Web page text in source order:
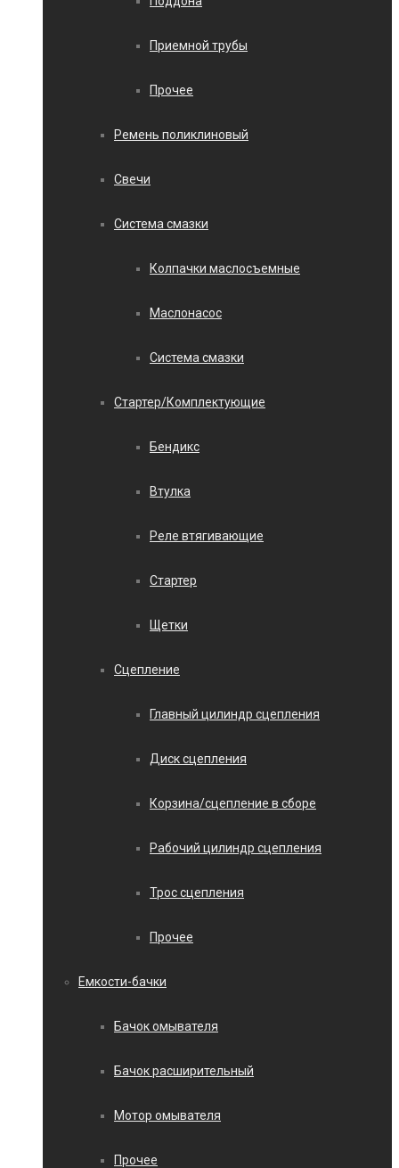
Приемной трубы
Прочее
Ремень поликлиновый
Свечи
Система смазки
Колпачки маслосъемные
Маслонасос
Система смазки
Стартер/Комплектующие
Бендикс
Втулка
Реле втягивающие
Стартер
Щетки
Сцепление
Главный цилиндр сцепления
Диск сцепления
Корзина/сцепление в сборе
Рабочий цилиндр сцепления
Трос сцепления
Прочее
Емкости-бачки
Бачок омывателя
Бачок расширительный
Мотор омывателя
Прочее